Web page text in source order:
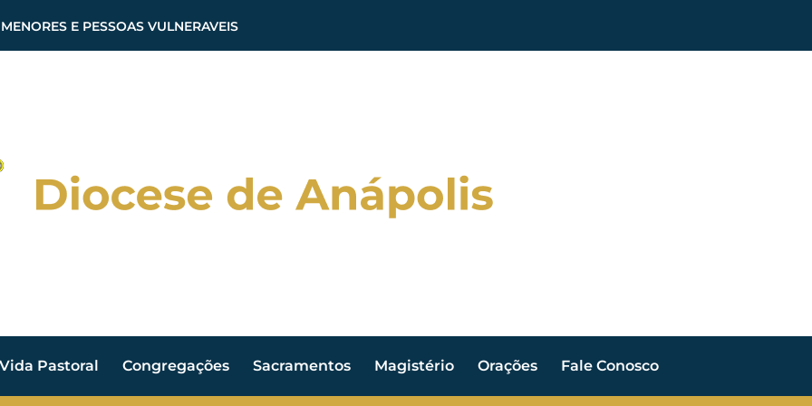
E PESSOAS VULNERAVEIS
Pastoral Congregações Sacramentos Magistério Orações Fale Conosco